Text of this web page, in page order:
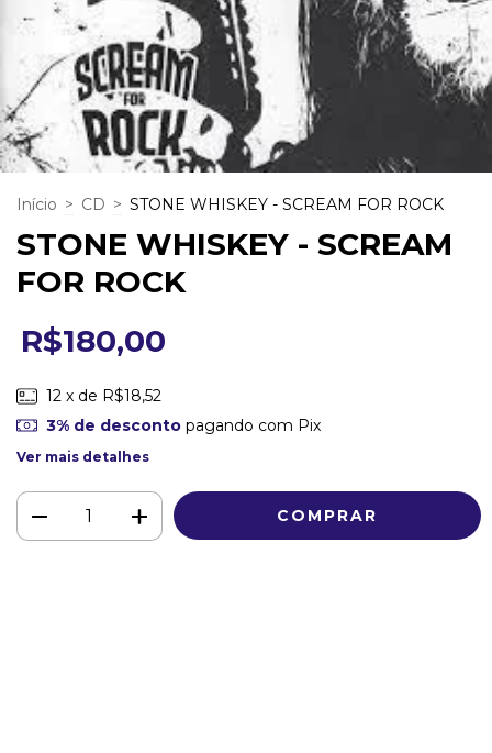
Início > CD > STONE WHISKEY - SCREAM FOR ROCK
STONE WHISKEY - SCREAM
FOR ROCK
R$180,00
12 x de R$18,52
3% de descontopagando com Pix
Ver mais detalhes